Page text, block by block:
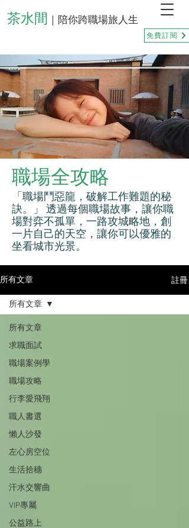
茶水間 ｜陪你跨職場旅人生
免費訂閱
職場全攻略
「職場鬥惡龍，破解工作難題的秘
訣。」 透過每個職場故事，讓你職
場對弈不孤單，一路攻城略地，創
一片自己的天空，讓你可以優雅的
坐看城市光景。
所有文章 註冊
所有文章
求職面試
職場案例學
職場攻略
行李愛飛翔
職人書選
懶人沙發
左心房空位
生活拾穗
汗水交響曲
VIP專屬
公益路上
所有文章